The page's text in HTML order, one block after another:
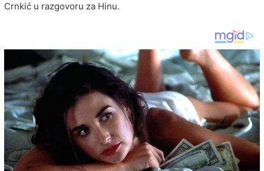
Crnkić u razgovoru za Hinu.